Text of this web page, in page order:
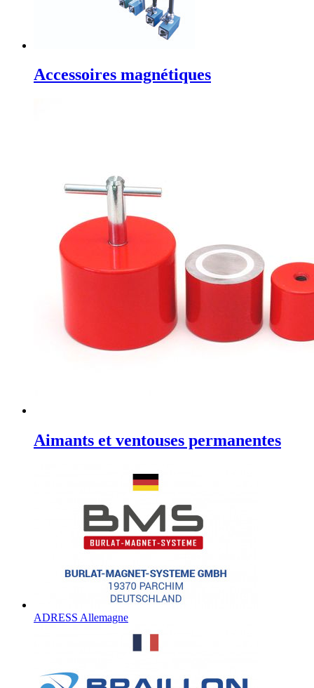
Accessoires magnétiques
Aimants et ventouses permanentes
ADRESS Allemagne